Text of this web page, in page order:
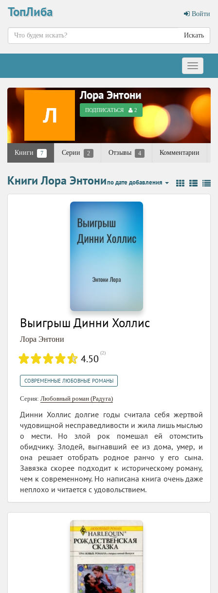
ТопЛиба Войти
Искать
Меню
Лора Энтони
ПОДПИСАТЬСЯ 2
Книги 7 Серии 2 Отзывы 4 Комментарии
Книги Лора Энтонипо дате добавления
Выигрыш Динни Холлис
Лора Энтони
4.50 (2)
СОВРЕМЕННЫЕ ЛЮБОВНЫЕ РОМАНЫ
Серия: Любовный роман (Радуга)
Динни Холлис долгие годы считала себя жертвой
чудовищной несправедливости и жила лишь мыслью
о мести. Но злой рок помешал ей отомстить
обидчику. Злодей, выгнавший ее из дома, умер, и
она решает отобрать родное ранчо у его сына.
Завязка скорее подходит к историческому роману,
чем к современному. Но написана книга очень даже
неплохо и читается с удовольствием.